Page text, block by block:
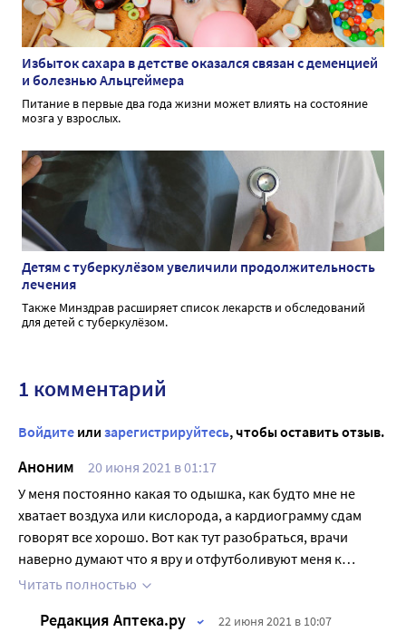
Избыток сахара в детстве оказался связан с деменцией
и болезнью Альцгеймера
Питание в первые два года жизни может влиять на состояние
мозга у взрослых.
Детям с туберкулёзом увеличили продолжительность
лечения
Также Минздрав расширяет список лекарств и обследований
для детей с туберкулёзом.
1 комментарий
Войдите или зарегистрируйтесь, чтобы оставить отзыв.
Аноним
20 июня 2021 в 01:17
У меня постоянно какая то одышка, как будто мне не
хватает воздуха или кислорода, а кардиограмму сдам
говорят все хорошо. Вот как тут разобраться, врачи
наверно думают что я вру и отфутболивуют меня к
другим врачам, а мне на самом деле не хватает
Читать полностью
Редакция Аптека.ру 22 июня 2021 в 10:07